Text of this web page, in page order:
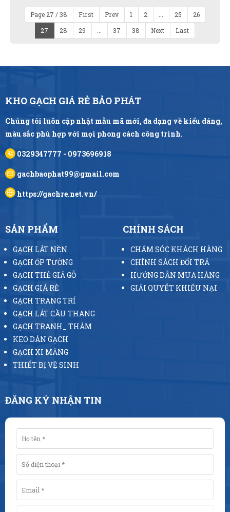
Page 27 / 38 First Prev 1 2 25
26
27
28 29 37 38 Next Last
KHO GẠCH GIÁ RẺ BẢO PHÁT
Chúng tôi luôn cập nhật mẫu mã mới, đa dạng về kiểu dáng,
màu sắc phù hợp với mọi phong cách công trình.
0329347777 - 0973696918
gachbaophat99@gmail.com
https://gachre.net.vn/
SẢN PHẨM
GẠCH LÁT NỀN
GẠCH ỐP TƯỜNG
GẠCH THẺ GIẢ GỖ
GẠCH GIÁ RẺ
GẠCH TRANG TRÍ
GẠCH LÁT CẦU THANG
GẠCH TRANH_ THẢM
KEO DÁN GẠCH
GẠCH XI MĂNG
THIẾT BỊ VỆ SINH
CHÍNH SÁCH
CHĂM SÓC KHÁCH HÀNG
CHÍNH SÁCH ĐỔI TRẢ
HƯỚNG DẪN MUA HÀNG
GIẢI QUYẾT KHIẾU NẠI
ĐĂNG KÝ NHẬN TIN